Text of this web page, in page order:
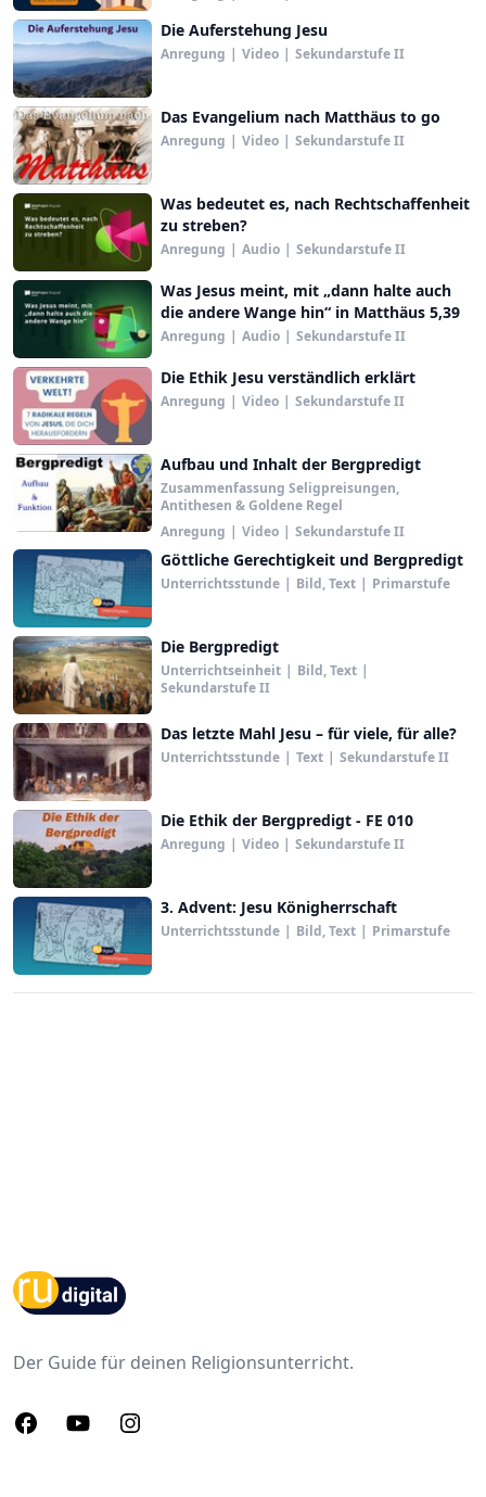
Die Auferstehung Jesu
Anregung | Video | Sekundarstufe II
Das Evangelium nach Matthäus to go
Anregung | Video | Sekundarstufe II
Was bedeutet es, nach Rechtschaffenheit
zu streben?
Anregung | Audio | Sekundarstufe II
Was Jesus meint, mit „dann halte auch
die andere Wange hin“ in Matthäus 5,39
Anregung | Audio | Sekundarstufe II
Die Ethik Jesu verständlich erklärt
Anregung | Video | Sekundarstufe II
Aufbau und Inhalt der Bergpredigt
Zusammenfassung Seligpreisungen,
Antithesen & Goldene Regel
Anregung | Video | Sekundarstufe II
Göttliche Gerechtigkeit und Bergpredigt
Unterrichtsstunde | Bild, Text | Primarstufe
Die Bergpredigt
Unterrichtseinheit | Bild, Text |
Sekundarstufe II
Das letzte Mahl Jesu – für viele, für alle?
Unterrichtsstunde | Text | Sekundarstufe II
Die Ethik der Bergpredigt - FE 010
Anregung | Video | Sekundarstufe II
3. Advent: Jesu Königherrschaft
Unterrichtsstunde | Bild, Text | Primarstufe
Footer
Der Guide für deinen Religionsunterricht.
FacebookYoutubeInstagram